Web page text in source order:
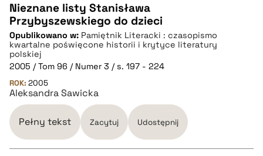
pobierz cytat
CZYSTY TEKST
pobierz cytat
BIBTEX
pobierz cytat
Nieznane listy Stanisława
Przybyszewskiego do dzieci
Opublikowano w: Pamiętnik Literacki : czasopismo
kwartalne poświęcone historii i krytyce literatury
polskiej
2005 / Tom 96 / Numer 3 / s. 197 - 224
ROK: 2005
Aleksandra Sawicka
Pełny tekst Zacytuj Udostępnij